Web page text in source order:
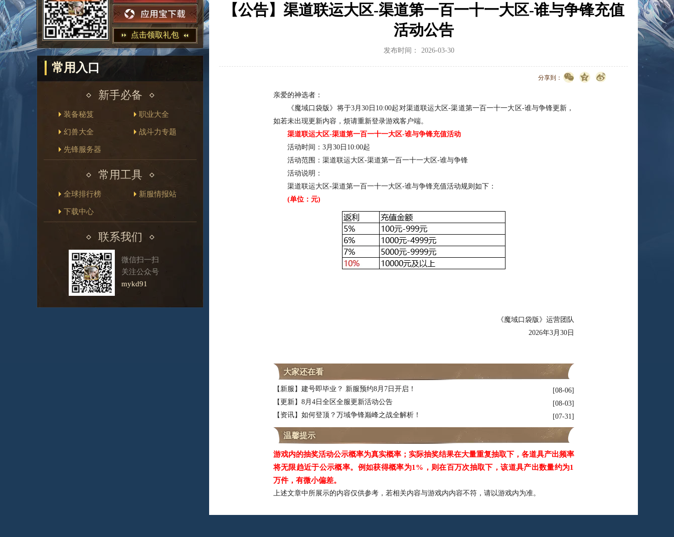
点击领取礼包
常用入口
新手必备
装备秘笈 职业大全
幻兽大全 战斗力专题
先锋服务器
常用工具
全球排行榜 新服情报站
下载中心
联系我们
微信扫一扫
关注公众号
mykd91
【公告】渠道联运大区-渠道第一百一十一大区-谁与争锋充值
活动公告
发布时间： 2026-03-30
分享到：
亲爱的神选者：
《魔域口袋版》将于3月30日10:00起对渠道联运大区-渠道第一百一十一大区-谁与争锋更新，
如若未出现更新内容，烦请重新登录游戏客户端。
渠道联运大区-渠道第一百一十一大区-谁与争锋充值活动
活动时间：3月30日10:00起
活动范围：渠道联运大区-渠道第一百一十一大区-谁与争锋
活动说明：
渠道联运大区-渠道第一百一十一大区-谁与争锋充值活动规则如下：
(单位：元)
《魔域口袋版》运营团队
2026年3月30日
大家还在看
【新服】建号即毕业？ 新服预约8月7日开启！
08-06
【更新】8月4日全区全服更新活动公告
08-03
【资讯】如何登顶？万域争锋巅峰之战全解析！
07-31
温馨提示
游戏内的抽奖活动公示概率为真实概率；实际抽奖结果在大量重复抽取下，各道具产出频率
将无限趋近于公示概率。例如获得概率为1%，则在百万次抽取下，该道具产出数量约为1
万件，有微小偏差。
上述文章中所展示的内容仅供参考，若相关内容与游戏内内容不符，请以游戏内为准。